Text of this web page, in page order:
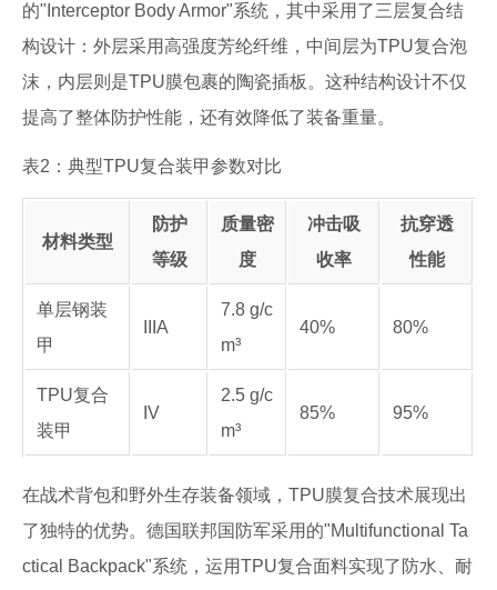
的"Interceptor Body Armor"系统，其中采用了三层复合结
构设计：外层采用高强度芳纶纤维，中间层为TPU复合泡
沫，内层则是TPU膜包裹的陶瓷插板。这种结构设计不仅
提高了整体防护性能，还有效降低了装备重量。
表2：典型TPU复合装甲参数对比
材料类型
防护
等级
质量密
度
冲击吸
收率
抗穿透
性能
单层钢装
甲
IIIA
7.8 g/c
m³
40% 80%
TPU复合
装甲
IV
2.5 g/c
m³
85% 95%
在战术背包和野外生存装备领域，TPU膜复合技术展现出
了独特的优势。德国联邦国防军采用的"Multifunctional Ta
ctical Backpack"系统，运用TPU复合面料实现了防水、耐